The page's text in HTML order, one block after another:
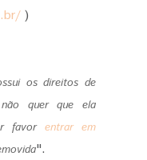
)
os direitos de
não quer que ela
favor entrar em
".